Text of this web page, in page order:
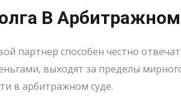
В
партнер способен честно
выходят за пределы
в арбитражном суде.